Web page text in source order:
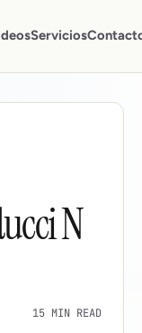
Servicios
N
15 MIN READ